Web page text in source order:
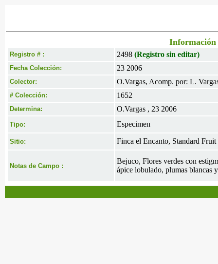
Información
Registro # : 2498 (Registro sin editar)
Fecha Colección: 23 2006
Colector: O.Vargas, Acomp. por: L.
# Colección: 1652
Determina: O.Vargas , 23 2006
Tipo: Especimen
Sitio: Finca el Encanto, Standard
Notas de Campo :
Bejuco, Flores verdes con
ápice lobulado, plumas blancas